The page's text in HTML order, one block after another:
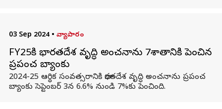
03 Sep 2024 • వ్యాపారం
FY25కి భారతదేశ వృద్ధి అంచనాను 7శాతానికి పెంచిన
ప్రపంచ బ్యాంకు
2024-25 ఆర్థిక సంవత్సరానికి భారతదేశ వృద్ధి అంచనాను ప్రపంచ
బ్యాంకు సెప్టెంబర్ 3న 6.6% నుండి 7%కు పెంచింది.